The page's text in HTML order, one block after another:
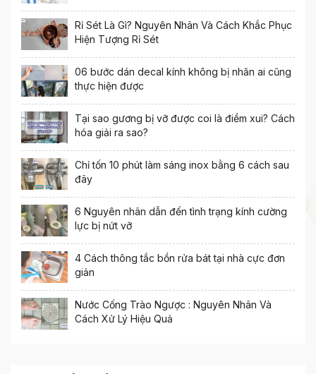
Rỉ Sét Là Gì? Nguyên Nhân Và Cách Khắc Phục
Hiện Tượng Rỉ Sét
06 bước dán decal kính không bị nhăn ai cũng
thực hiện được
Tại sao gương bị vỡ được coi là điềm xui? Cách
hóa giải ra sao?
Chỉ tốn 10 phút làm sáng inox bằng 6 cách sau
đây
6 Nguyên nhân dẫn đến tình trạng kính cường
lực bị nứt vỡ
4 Cách thông tắc bồn rửa bát tại nhà cực đơn
giản
Nước Cống Trào Ngược : Nguyên Nhân Và
Cách Xử Lý Hiệu Quả